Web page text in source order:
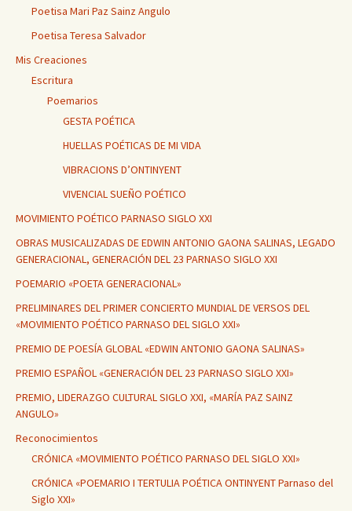
Poetisa Mari Paz Sainz Angulo
Poetisa Teresa Salvador
Mis Creaciones
Escritura
Poemarios
GESTA POÉTICA
HUELLAS POÉTICAS DE MI VIDA
VIBRACIONS D’ONTINYENT
VIVENCIAL SUEÑO POÉTICO
MOVIMIENTO POÉTICO PARNASO SIGLO XXI
OBRAS MUSICALIZADAS DE EDWIN ANTONIO GAONA SALINAS, LEGADO
GENERACIONAL, GENERACIÓN DEL 23 PARNASO SIGLO XXI
POEMARIO «POETA GENERACIONAL»
PRELIMINARES DEL PRIMER CONCIERTO MUNDIAL DE VERSOS DEL
«MOVIMIENTO POÉTICO PARNASO DEL SIGLO XXI»
PREMIO DE POESÍA GLOBAL «EDWIN ANTONIO GAONA SALINAS»
PREMIO ESPAÑOL «GENERACIÓN DEL 23 PARNASO SIGLO XXI»
PREMIO, LIDERAZGO CULTURAL SIGLO XXI, «MARÍA PAZ SAINZ
ANGULO»
Reconocimientos
CRÓNICA «MOVIMIENTO POÉTICO PARNASO DEL SIGLO XXI»
CRÓNICA «POEMARIO I TERTULIA POÉTICA ONTINYENT Parnaso del
Siglo XXI»